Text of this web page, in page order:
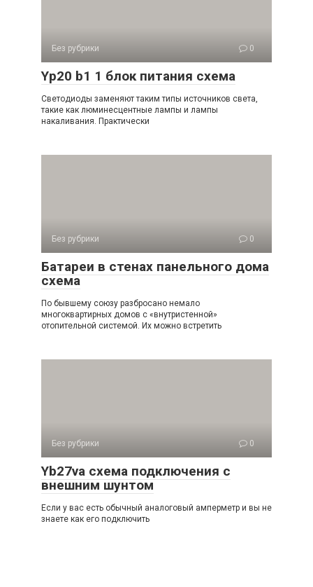
Без рубрики 0
Yp20 b1 1 блок питания схема
Светодиоды заменяют таким типы источников света,
такие как люминесцентные лампы и лампы
накаливания. Практически
Без рубрики 0
Батареи в стенах панельного дома
схема
По бывшему союзу разбросано немало
многоквартирных домов с «внутристенной»
отопительной системой. Их можно встретить
Без рубрики 0
Yb27va схема подключения с
внешним шунтом
Если у вас есть обычный аналоговый амперметр и вы не
знаете как его подключить